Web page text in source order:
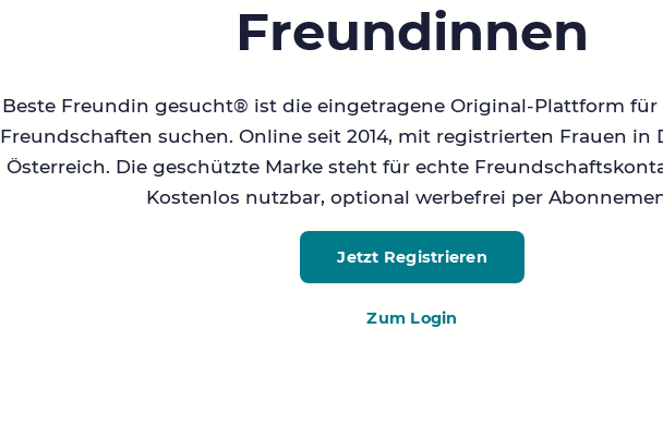
Freundinnen
Beste Freundin gesucht® ist die eingetragene Original-Plattform für
Freundschaften suchen. Online seit 2014, mit registrierten Frauen in
Österreich. Die geschützte Marke steht für echte
Kostenlos nutzbar, optional werbefrei per
Jetzt Registrieren
Zum Login